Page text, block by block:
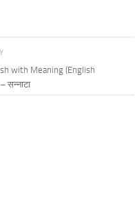
with Meaning (English
सन्नाटा